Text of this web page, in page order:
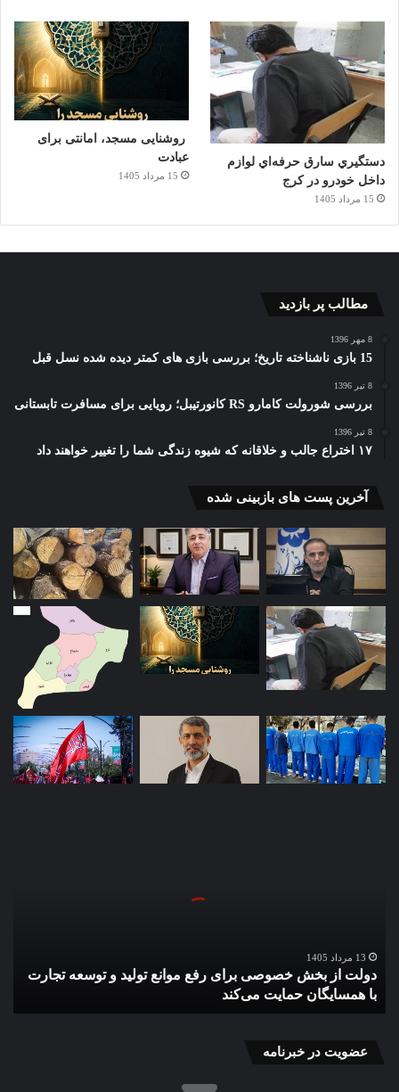
دستگيري سارق حرفه‌اي لوازم
داخل خودرو در کرج
15 مرداد 1405
روشنایی مسجد، امانتی برای
عبادت
15 مرداد 1405
مطالب پر بازدید
8 مهر 1396
15 بازی ناشناخته تاریخ؛ بررسی بازی های کمتر دیده شده نسل قبل
8 تیر 1396
بررسی شورولت کامارو RS کانورتیبل؛ رویایی برای مسافرت تابستانی
8 تیر 1396
۱۷ اختراع جالب و خلاقانه که شیوه زندگی شما را تغییر خواهند داد
آخرین پست های بازبینی شده
تولید
توسعه
تجارت
همسایگان
13 مرداد 1405
دولت از بخش خصوصی برای رفع موانع تولید و توسعه تجارت
با همسایگان حمایت می‌کند
عضویت در خبرنامه